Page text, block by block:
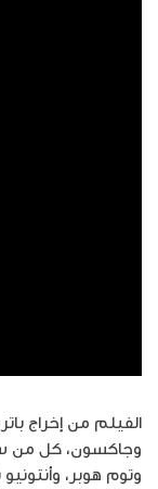
الفيلم من إخراج
وجاكسون، كل من
وتوم هوبر،